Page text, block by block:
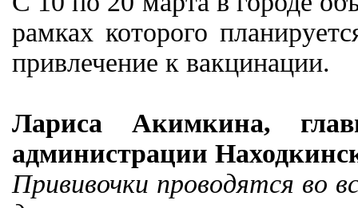
рамках которого
привлечение к вакцинации.
Лариса Акимкина,
администрации
Прививочки проводятся во